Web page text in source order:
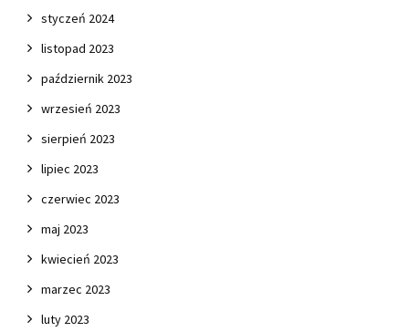
styczeń 2024
listopad 2023
październik 2023
wrzesień 2023
sierpień 2023
lipiec 2023
czerwiec 2023
maj 2023
kwiecień 2023
marzec 2023
luty 2023